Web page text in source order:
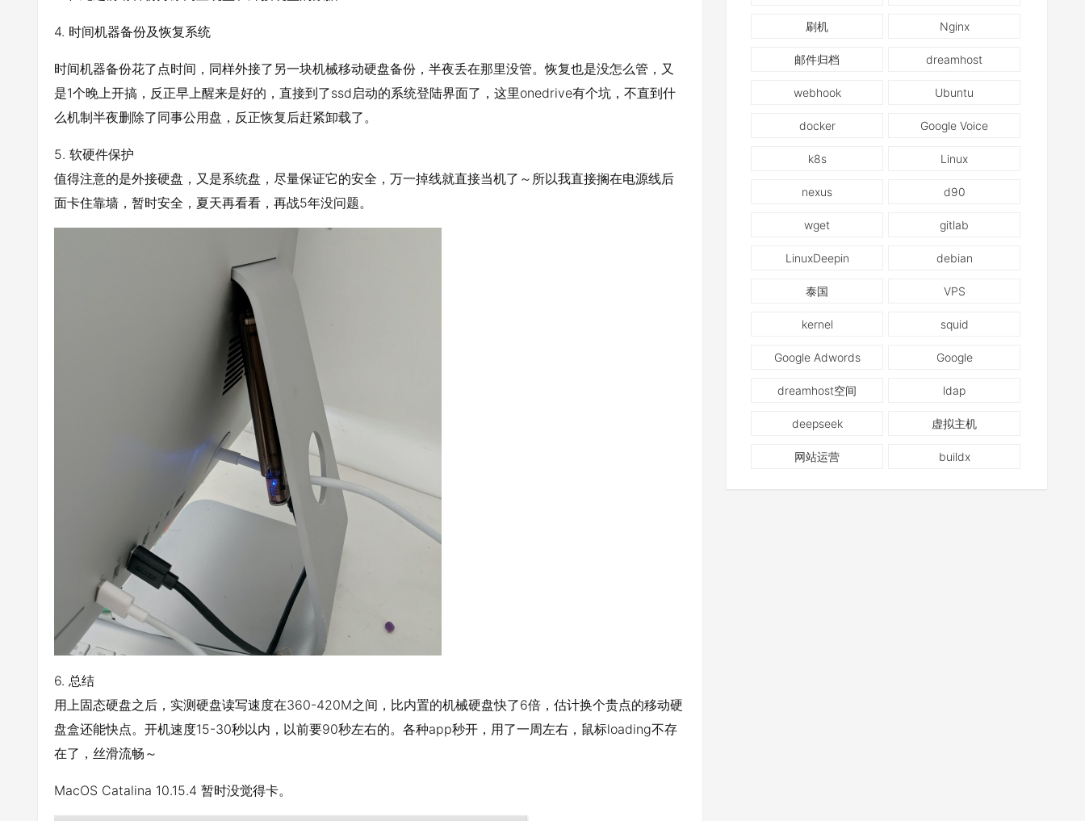
4. 时间机器备份及恢复系统
时间机器备份花了点时间，同样外接了另一块机械移动硬盘备份，半夜丢在那里没管。恢复也是没怎么管，又
是1个晚上开搞，反正早上醒来是好的，直接到了ssd启动的系统登陆界面了，这里onedrive有个坑，不直到什
么机制半夜删除了同事公用盘，反正恢复后赶紧卸载了。
5. 软硬件保护
值得注意的是外接硬盘，又是系统盘，尽量保证它的安全，万一掉线就直接当机了～所以我直接搁在电源线后
面卡住靠墙，暂时安全，夏天再看看，再战5年没问题。
6. 总结
用上固态硬盘之后，实测硬盘读写速度在360-420M之间，比内置的机械硬盘快了6倍，估计换个贵点的移动硬
盘盒还能快点。开机速度15-30秒以内，以前要90秒左右的。各种app秒开，用了一周左右，鼠标loading不存
在了，丝滑流畅～
MacOS Catalina 10.15.4 暂时没觉得卡。
刷机 Nginx
邮件归档 dreamhost
webhook Ubuntu
docker Google Voice
k8s Linux
nexus d90
wget gitlab
LinuxDeepin debian
泰国 VPS
kernel squid
Google Adwords Google
dreamhost空间 ldap
deepseek 虚拟主机
网站运营 buildx